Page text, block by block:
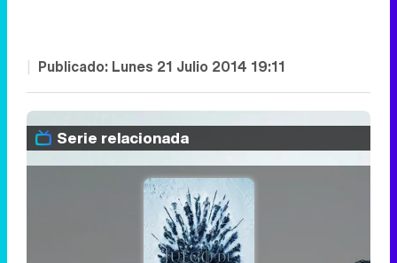
| Publicado: Lunes 21 Julio 2014 19:11
Serie relacionada